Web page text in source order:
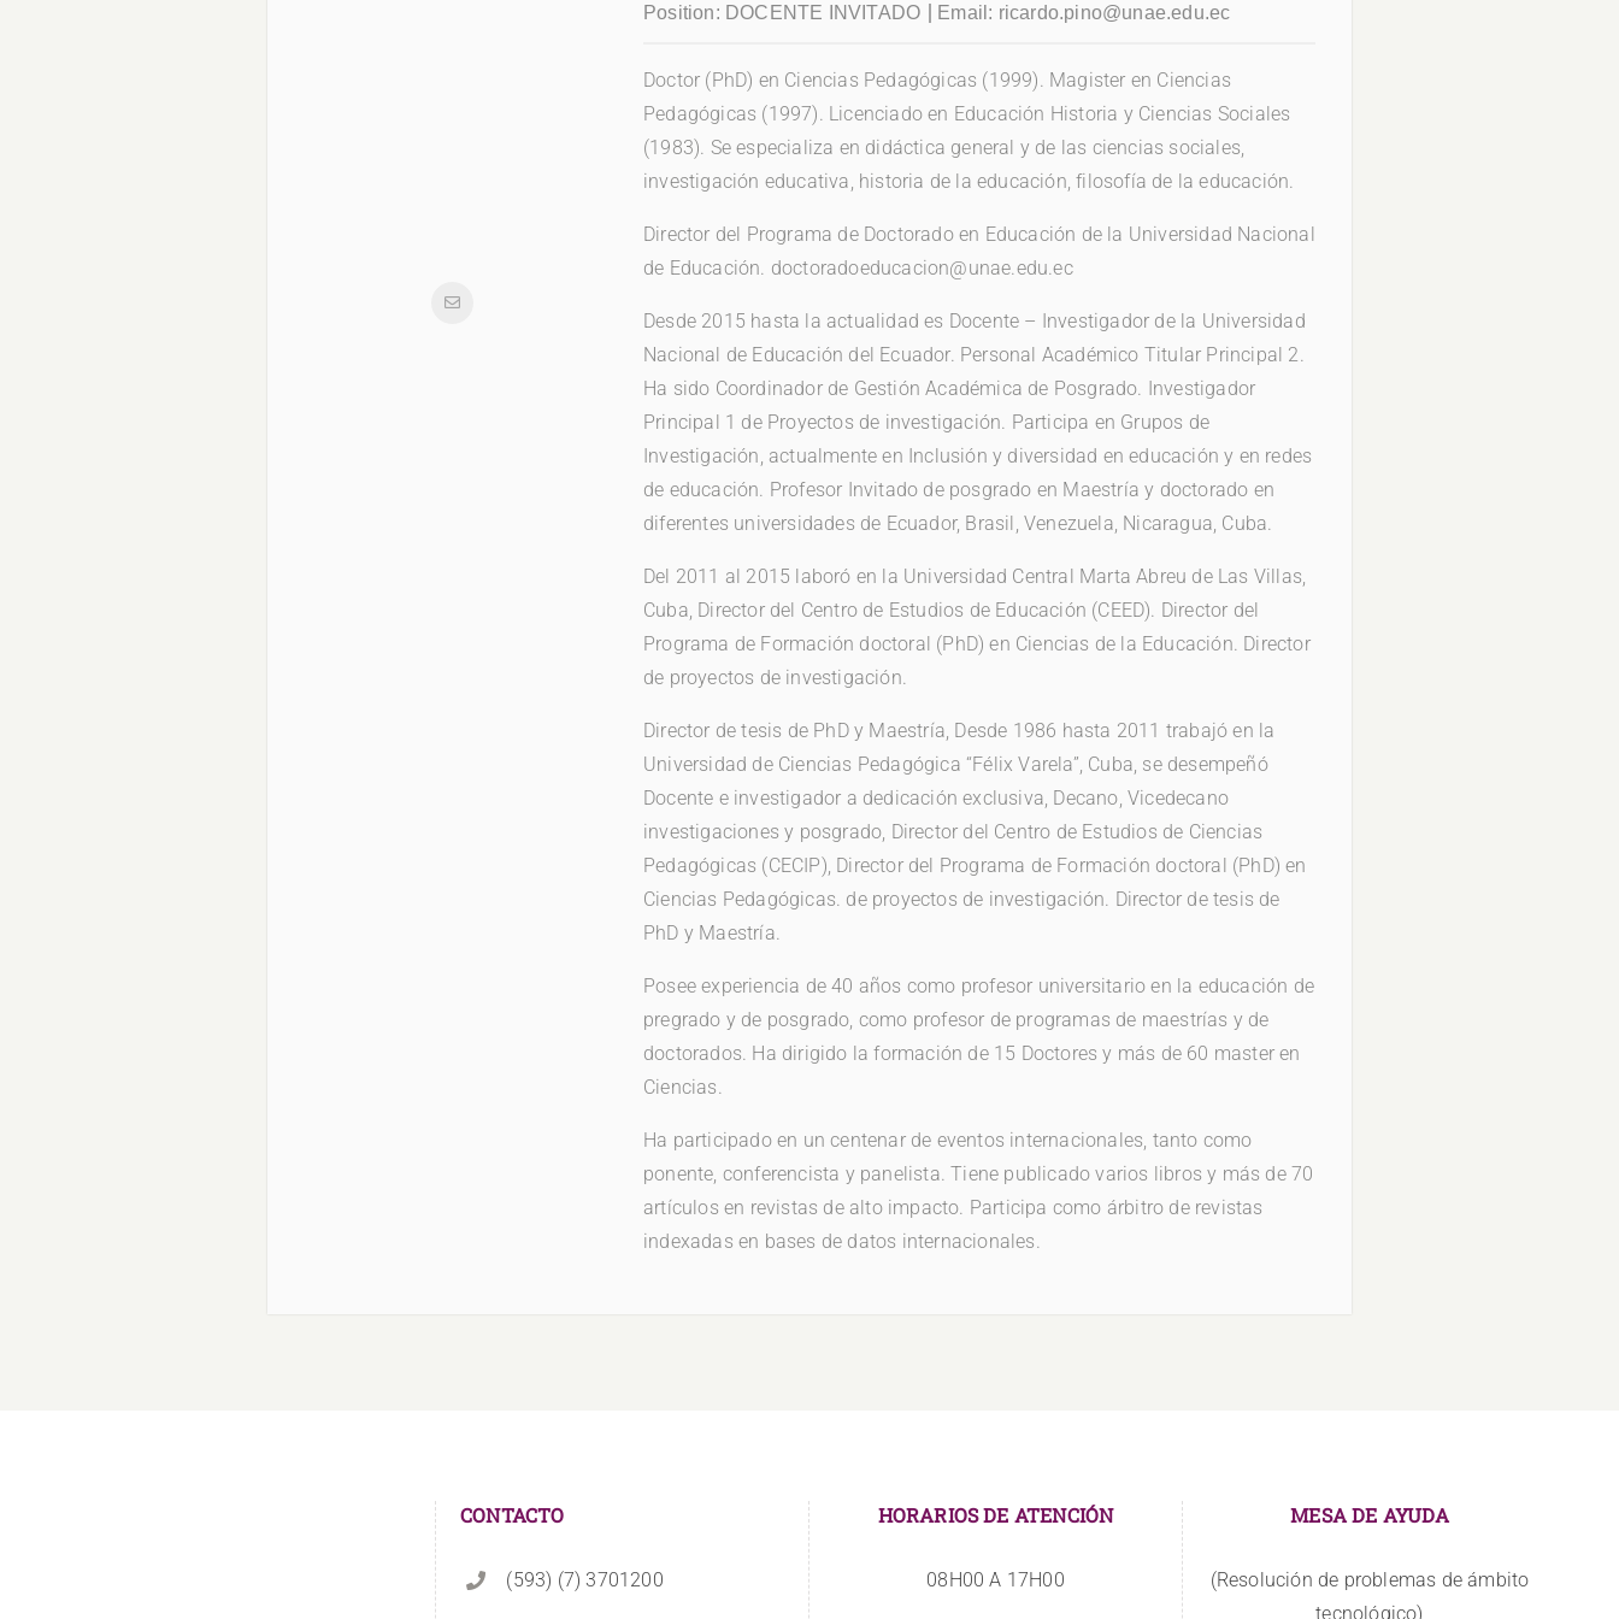
Position: DOCENTE INVITADO Email: ricardo.pino@unae.edu.ec
Doctor (PhD) en Ciencias Pedagógicas (1999). Magister en Ciencias
Pedagógicas (1997). Licenciado en Educación Historia y Ciencias Sociales
(1983). Se especializa en didáctica general y de las ciencias sociales,
investigación educativa, historia de la educación, filosofía de la educación.
Director del Programa de Doctorado en Educación de la Universidad Nacional
de Educación. doctoradoeducacion@unae.edu.ec
Desde 2015 hasta la actualidad es Docente – Investigador de la Universidad
Nacional de Educación del Ecuador. Personal Académico Titular Principal 2.
Ha sido Coordinador de Gestión Académica de Posgrado. Investigador
Principal 1 de Proyectos de investigación. Participa en Grupos de
Investigación, actualmente en Inclusión y diversidad en educación y en redes
de educación. Profesor Invitado de posgrado en Maestría y doctorado en
diferentes universidades de Ecuador, Brasil, Venezuela, Nicaragua, Cuba.
Del 2011 al 2015 laboró en la Universidad Central Marta Abreu de Las Villas,
Cuba, Director del Centro de Estudios de Educación (CEED). Director del
Programa de Formación doctoral (PhD) en Ciencias de la Educación. Director
de proyectos de investigación.
Director de tesis de PhD y Maestría, Desde 1986 hasta 2011 trabajó en la
Universidad de Ciencias Pedagógica “Félix Varela”, Cuba, se desempeñó
Docente e investigador a dedicación exclusiva, Decano, Vicedecano
investigaciones y posgrado, Director del Centro de Estudios de Ciencias
Pedagógicas (CECIP), Director del Programa de Formación doctoral (PhD) en
Ciencias Pedagógicas. de proyectos de investigación. Director de tesis de
PhD y Maestría.
Posee experiencia de 40 años como profesor universitario en la educación de
pregrado y de posgrado, como profesor de programas de maestrías y de
doctorados. Ha dirigido la formación de 15 Doctores y más de 60 master en
Ciencias.
Ha participado en un centenar de eventos internacionales, tanto como
ponente, conferencista y panelista. Tiene publicado varios libros y más de 70
artículos en revistas de alto impacto. Participa como árbitro de revistas
indexadas en bases de datos internacionales.
CONTACTO
(593) (7) 3701200
HORARIOS DE ATENCIÓN
08H00 A 17H00
MESA DE AYUDA
(Resolución de problemas de ámbito
tecnológico)